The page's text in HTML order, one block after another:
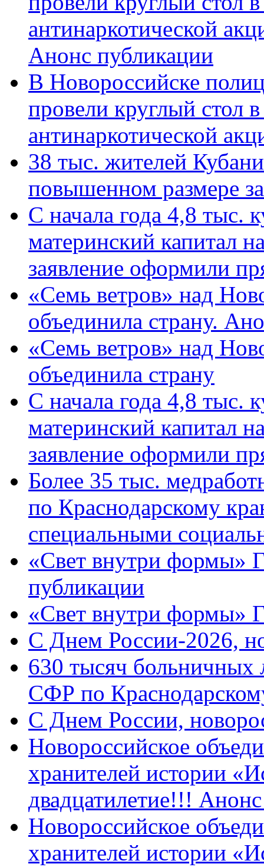
антинаркотической
Анонс публикации
В Новороссийске
провели круглый стол
антинаркотической
38 тыс. жителей
повышенном размере
С начала года 4,8 тыс.
материнский капитал
заявление оформили
«Семь ветров» над
объединила страну.
«Семь ветров» над
объединила страну
С начала года 4,8 тыс.
материнский капитал
заявление оформили
Более 35 тыс.
по Краснодарскому
специальными
«Свет внутри формы»
публикации
«Свет внутри формы»
C Днем России-2026,
630 тысяч больничных
СФР по
C Днем России,
Новороссийское
хранителей истории
двадцатилетие!!!
Новороссийское
хранителей истории